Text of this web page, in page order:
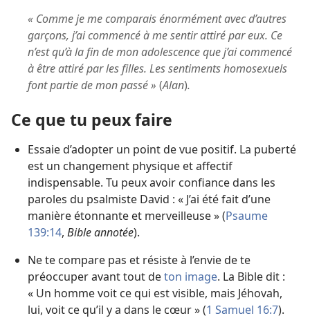
« Comme je me comparais énormément avec d’autres
garçons, j’ai commencé à me sentir attiré par eux. Ce
n’est qu’à la fin de mon adolescence que j’ai commencé
à être attiré par les filles. Les sentiments homosexuels
font partie de mon passé » (Alan).
Ce que tu peux faire
Essaie d’adopter un point de vue positif. La puberté
est un changement physique et affectif
indispensable. Tu peux avoir confiance dans les
paroles du psalmiste David : « J’ai été fait d’une
manière étonnante et merveilleuse » (Psaume
139:14, Bible annotée).
Ne te compare pas et résiste à l’envie de te
préoccuper avant tout deton image. La Bible dit :
« Un homme voit ce qui est visible, mais Jéhovah,
lui, voit ce qu’il y a dans le cœur » (1 Samuel 16:7).